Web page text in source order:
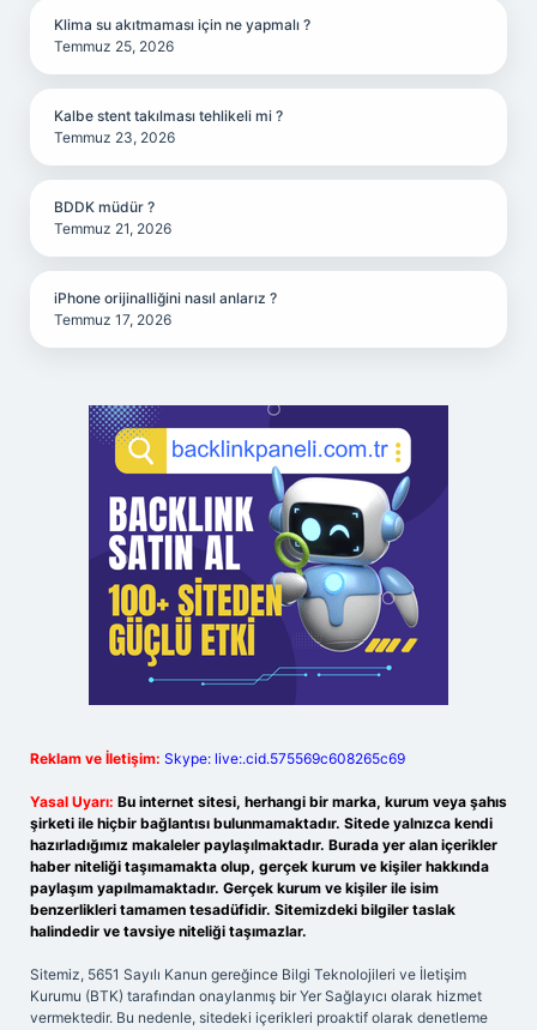
Klima su akıtmaması için ne yapmalı ?
Temmuz 25, 2026
Kalbe stent takılması tehlikeli mi ?
Temmuz 23, 2026
BDDK müdür ?
Temmuz 21, 2026
iPhone orijinalliğini nasıl anlarız ?
Temmuz 17, 2026
Reklam ve İletişim: Skype: live:.cid.575569c608265c69
Yasal Uyarı: Bu internet sitesi, herhangi bir marka, kurum veya şahıs
şirketi ile hiçbir bağlantısı bulunmamaktadır. Sitede yalnızca kendi
hazırladığımız makaleler paylaşılmaktadır. Burada yer alan içerikler
haber niteliği taşımamakta olup, gerçek kurum ve kişiler hakkında
paylaşım yapılmamaktadır. Gerçek kurum ve kişiler ile isim
benzerlikleri tamamen tesadüfidir. Sitemizdeki bilgiler taslak
halindedir ve tavsiye niteliği taşımazlar.
Sitemiz, 5651 Sayılı Kanun gereğince Bilgi Teknolojileri ve İletişim
Kurumu (BTK) tarafından onaylanmış bir Yer Sağlayıcı olarak hizmet
vermektedir. Bu nedenle, sitedeki içerikleri proaktif olarak denetleme